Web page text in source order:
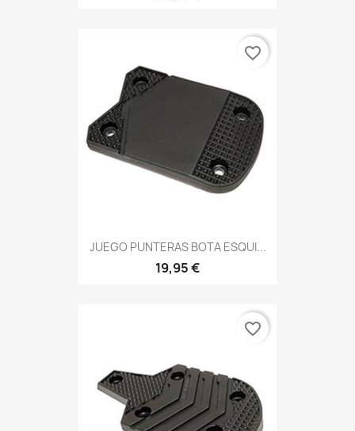
JUEGO PUNTERAS BOTA ESQUI...
19,95 €
favorite_border
favorite_border